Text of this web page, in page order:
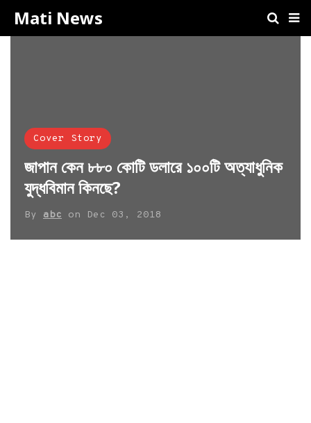
Mati News
Cover Story
জাপান কেন ৮৮০ কোটি ডলারে ১০০টি অত্যাধুনিক
যুদ্ধবিমান কিনছে?
By abc on Dec 03, 2018